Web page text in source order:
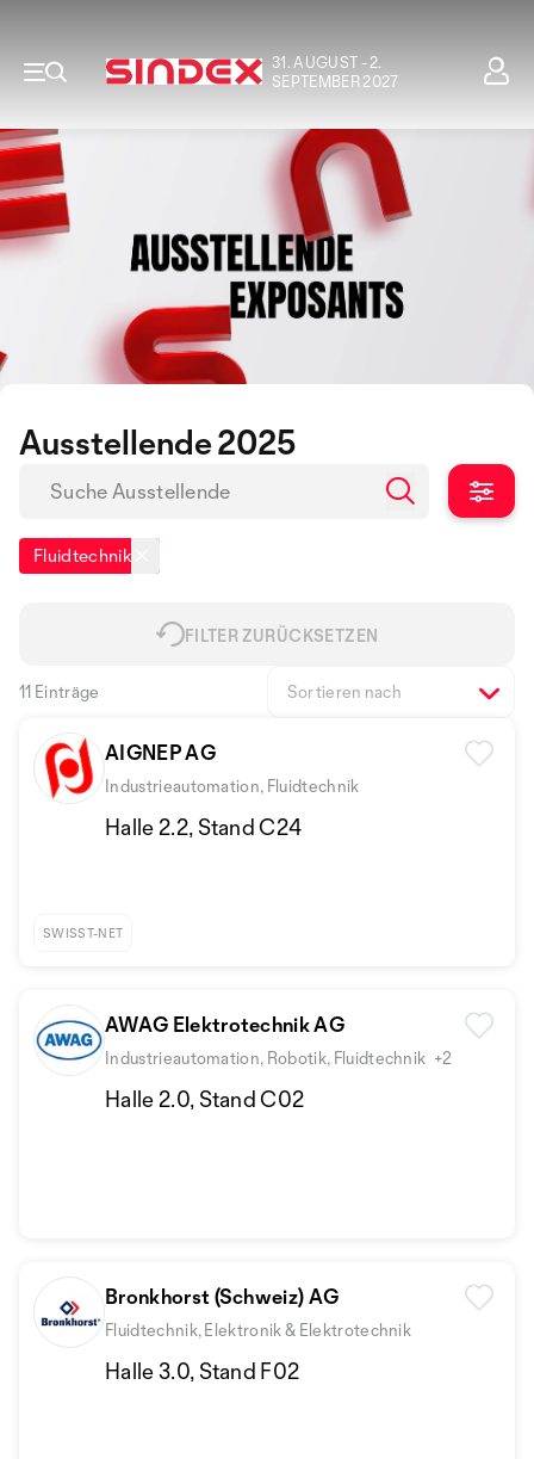
31. AUGUST - 2.
SEPTEMBER 2027
Ausstellende 2025
Fluidtechnik
FILTER ZURÜCKSETZEN
11 Einträge Sortieren nach
AIGNEP AG
Industrieautomation, Fluidtechnik
Halle 2.2, Stand C24
SWISST-NET
AWAG Elektrotechnik AG
Industrieautomation, Robotik, Fluidtechnik +2
Halle 2.0, Stand C02
Bronkhorst (Schweiz) AG
Fluidtechnik, Elektronik & Elektrotechnik
Halle 3.0, Stand F02